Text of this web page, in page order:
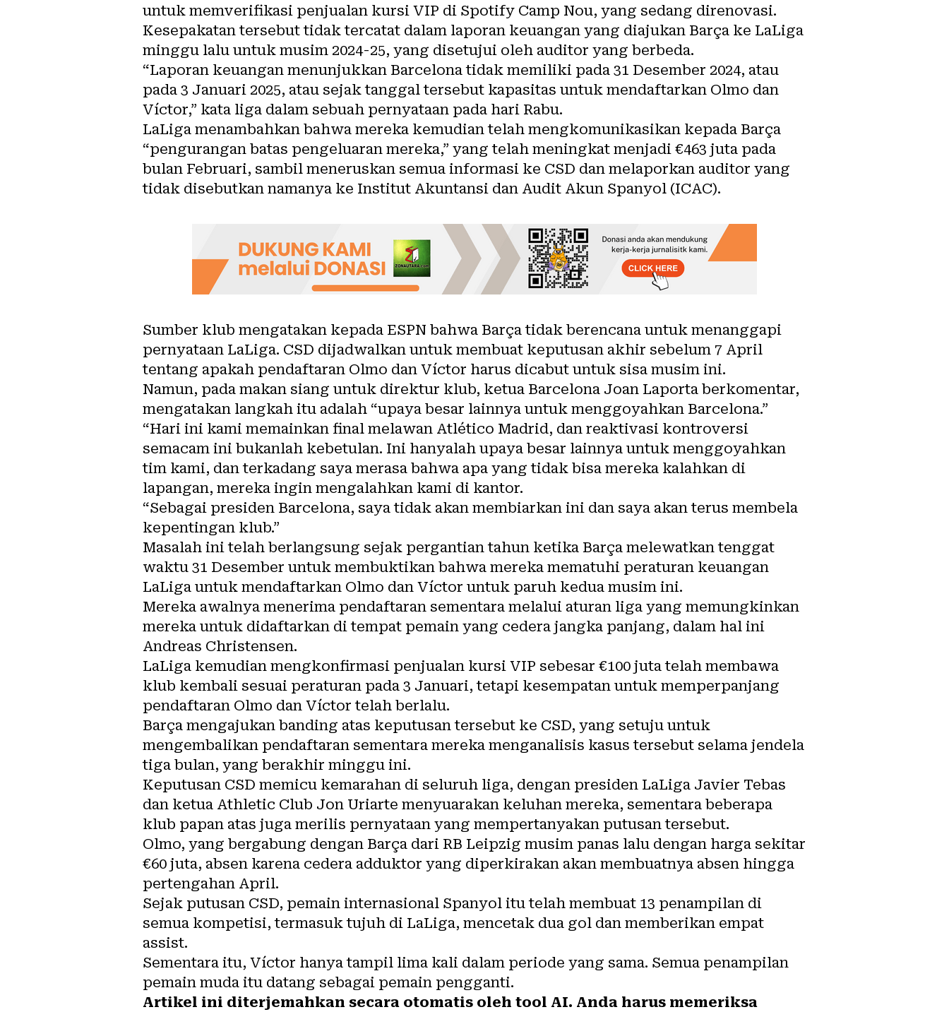
untuk memverifikasi penjualan kursi VIP di Spotify Camp Nou, yang sedang direnovasi.
Kesepakatan tersebut tidak tercatat dalam laporan keuangan yang diajukan Barça ke LaLiga
minggu lalu untuk musim 2024-25, yang disetujui oleh auditor yang berbeda.
“Laporan keuangan menunjukkan Barcelona tidak memiliki pada 31 Desember 2024, atau
pada 3 Januari 2025, atau sejak tanggal tersebut kapasitas untuk mendaftarkan Olmo dan
Víctor,” kata liga dalam sebuah pernyataan pada hari Rabu.
LaLiga menambahkan bahwa mereka kemudian telah mengkomunikasikan kepada Barça
“pengurangan batas pengeluaran mereka,” yang telah meningkat menjadi €463 juta pada
bulan Februari, sambil meneruskan semua informasi ke CSD dan melaporkan auditor yang
tidak disebutkan namanya ke Institut Akuntansi dan Audit Akun Spanyol (ICAC).
Sumber klub mengatakan kepada ESPN bahwa Barça tidak berencana untuk menanggapi
pernyataan LaLiga. CSD dijadwalkan untuk membuat keputusan akhir sebelum 7 April
tentang apakah pendaftaran Olmo dan Víctor harus dicabut untuk sisa musim ini.
Namun, pada makan siang untuk direktur klub, ketua Barcelona Joan Laporta berkomentar,
mengatakan langkah itu adalah “upaya besar lainnya untuk menggoyahkan Barcelona.”
“Hari ini kami memainkan final melawan Atlético Madrid, dan reaktivasi kontroversi
semacam ini bukanlah kebetulan. Ini hanyalah upaya besar lainnya untuk menggoyahkan
tim kami, dan terkadang saya merasa bahwa apa yang tidak bisa mereka kalahkan di
lapangan, mereka ingin mengalahkan kami di kantor.
“Sebagai presiden Barcelona, ​​saya tidak akan membiarkan ini dan saya akan terus membela
kepentingan klub.”
Masalah ini telah berlangsung sejak pergantian tahun ketika Barça melewatkan tenggat
waktu 31 Desember untuk membuktikan bahwa mereka mematuhi peraturan keuangan
LaLiga untuk mendaftarkan Olmo dan Víctor untuk paruh kedua musim ini.
Mereka awalnya menerima pendaftaran sementara melalui aturan liga yang memungkinkan
mereka untuk didaftarkan di tempat pemain yang cedera jangka panjang, dalam hal ini
Andreas Christensen.
LaLiga kemudian mengkonfirmasi penjualan kursi VIP sebesar €100 juta telah membawa
klub kembali sesuai peraturan pada 3 Januari, tetapi kesempatan untuk memperpanjang
pendaftaran Olmo dan Víctor telah berlalu.
Barça mengajukan banding atas keputusan tersebut ke CSD, yang setuju untuk
mengembalikan pendaftaran sementara mereka menganalisis kasus tersebut selama jendela
tiga bulan, yang berakhir minggu ini.
Keputusan CSD memicu kemarahan di seluruh liga, dengan presiden LaLiga Javier Tebas
dan ketua Athletic Club Jon Uriarte menyuarakan keluhan mereka, sementara beberapa
klub papan atas juga merilis pernyataan yang mempertanyakan putusan tersebut.
Olmo, yang bergabung dengan Barça dari RB Leipzig musim panas lalu dengan harga sekitar
€60 juta, absen karena cedera adduktor yang diperkirakan akan membuatnya absen hingga
pertengahan April.
Sejak putusan CSD, pemain internasional Spanyol itu telah membuat 13 penampilan di
semua kompetisi, termasuk tujuh di LaLiga, mencetak dua gol dan memberikan empat
assist.
Sementara itu, Víctor hanya tampil lima kali dalam periode yang sama. Semua penampilan
pemain muda itu datang sebagai pemain pengganti.
Artikel ini diterjemahkan secara otomatis oleh tool AI. Anda harus memeriksa